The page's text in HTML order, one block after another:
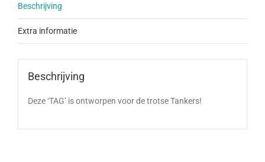
Beschrijving
Extra informatie
Beschrijving
Deze ‘TAG’ is ontworpen voor de trotse Tankers!